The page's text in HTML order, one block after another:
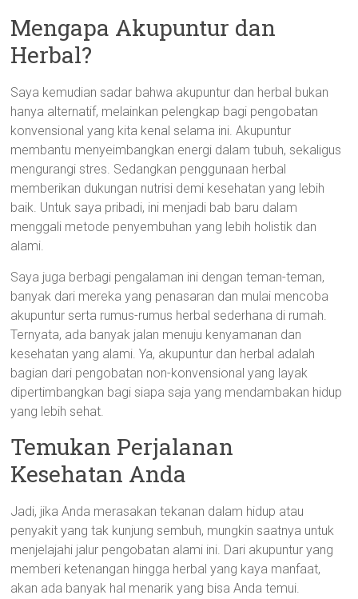
Mengapa Akupuntur dan
Herbal?
Saya kemudian sadar bahwa akupuntur dan herbal bukan
hanya alternatif, melainkan pelengkap bagi pengobatan
konvensional yang kita kenal selama ini. Akupuntur
membantu menyeimbangkan energi dalam tubuh, sekaligus
mengurangi stres. Sedangkan penggunaan herbal
memberikan dukungan nutrisi demi kesehatan yang lebih
baik. Untuk saya pribadi, ini menjadi bab baru dalam
menggali metode penyembuhan yang lebih holistik dan
alami.
Saya juga berbagi pengalaman ini dengan teman-teman,
banyak dari mereka yang penasaran dan mulai mencoba
akupuntur serta rumus-rumus herbal sederhana di rumah.
Ternyata, ada banyak jalan menuju kenyamanan dan
kesehatan yang alami. Ya, akupuntur dan herbal adalah
bagian dari pengobatan non-konvensional yang layak
dipertimbangkan bagi siapa saja yang mendambakan hidup
yang lebih sehat.
Temukan Perjalanan
Kesehatan Anda
Jadi, jika Anda merasakan tekanan dalam hidup atau
penyakit yang tak kunjung sembuh, mungkin saatnya untuk
menjelajahi jalur pengobatan alami ini. Dari akupuntur yang
memberi ketenangan hingga herbal yang kaya manfaat,
akan ada banyak hal menarik yang bisa Anda temui.